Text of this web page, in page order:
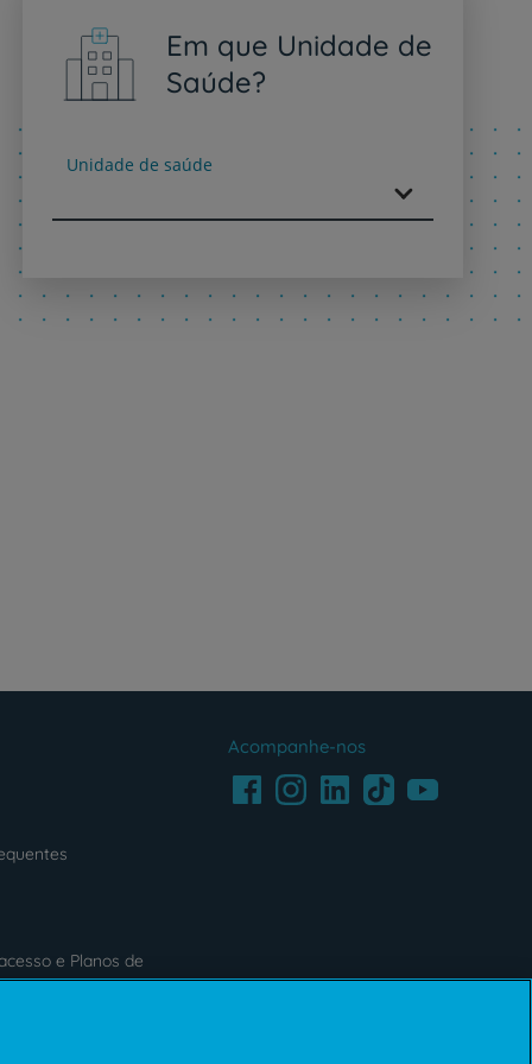
Em que Unidade de
Saúde?
Unidade de saúde
e Planos de
Acompanhe-nos
FacebookInstagramLinkedInTikTokYoutube